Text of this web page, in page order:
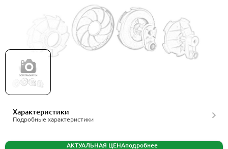
Grundfos Spare, MMG160MB 3X380D-2 15KW B5
ENG GY, артикул 93461343
Характеристики
Подробные характеристики
АКТУАЛЬНАЯ ЦЕНАподробнее